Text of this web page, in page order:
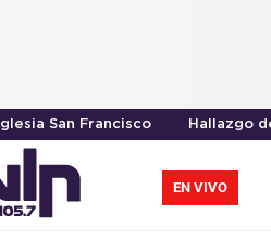
Iglesia San Francisco Hallazgo
EN VIVO